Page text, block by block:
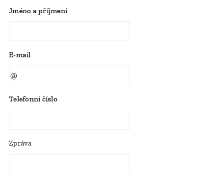
Jméno a příjmení
E-mail
Telefonní číslo
Zpráva